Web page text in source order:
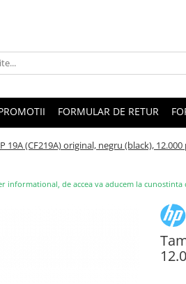
FORMULAR DE RETUR
19A (CF219A) original, negru (black), 12.000
informational, de accea va aducem la